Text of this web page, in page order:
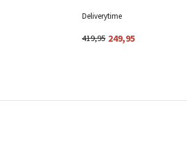
Deliverytime
419,95 249,95